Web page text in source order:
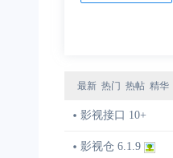
最新 热门 热帖 精华
影视接口 10+
影视仓 6.1.9